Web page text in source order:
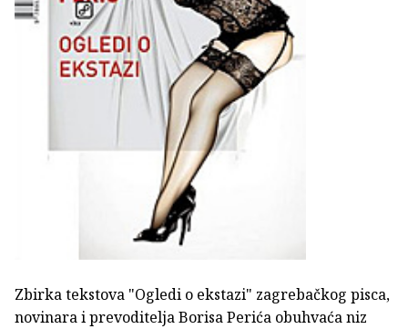
Zbirka tekstova "Ogledi o ekstazi" zagrebačkog pisca,
novinara i prevoditelja Borisa Perića obuhvaća niz